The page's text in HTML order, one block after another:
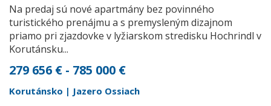
Na predaj sú nové apartmány bez povinného
turistického prenájmu a s premysleným dizajnom
priamo pri zjazdovke v lyžiarskom stredisku Hochrindl v
Korutánsku...
279 656 € - 785 000 €
Korutánsko | Jazero Ossiach